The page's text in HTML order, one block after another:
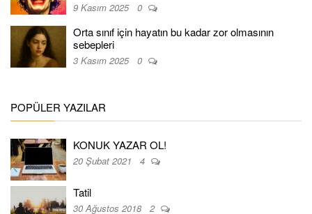
9 Kasım 2025 0
Orta sınıf için hayatın bu kadar zor olmasının
sebepleri
3 Kasım 2025 0
POPÜLER YAZILAR
KONUK YAZAR OL!
20 Şubat 2021 4
Tatil
30 Ağustos 2018 2